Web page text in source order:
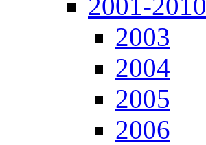
2003
2004
2005
2006